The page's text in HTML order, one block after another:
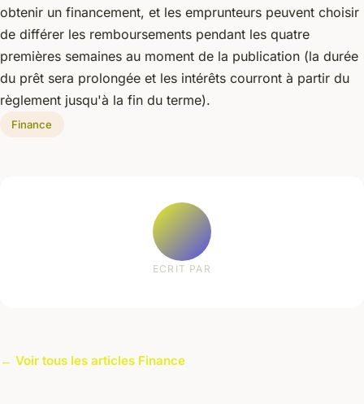
obtenir un financement, et les emprunteurs peuvent choisir
de différer les remboursements pendant les quatre
premières semaines au moment de la publication (la durée
du prêt sera prolongée et les intérêts courront à partir du
règlement jusqu'à la fin du terme).
Finance
ECRIT PAR
← Voir tous les articles Finance